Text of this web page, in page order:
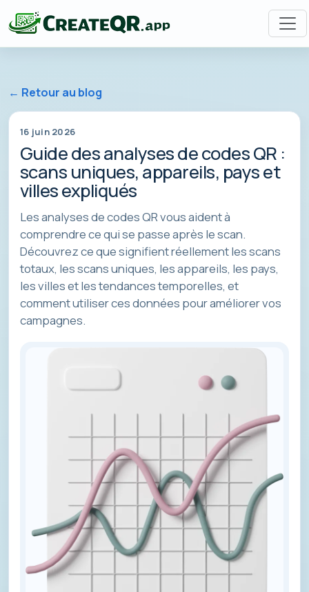
← Retour au blog
16 juin 2026
Guide des analyses de codes QR :
scans uniques, appareils, pays et
villes expliqués
Les analyses de codes QR vous aident à
comprendre ce qui se passe après le scan.
Découvrez ce que signifient réellement les scans
totaux, les scans uniques, les appareils, les pays,
les villes et les tendances temporelles, et
comment utiliser ces données pour améliorer vos
campagnes.